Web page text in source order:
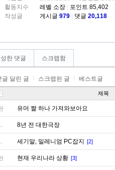
활동지수
레벨 소장
포인트 85,402
작성글
게시글 979 댓글 20,118
한 댓글 스크랩함
글 달린 글 스크랩된 글 베스트글
제목
유머 짤 하나 가져와보아요
8년 전 대한극장
세기말, 밀레니엄 PC잡지 [2]
현재 우리나라 상황 [3]